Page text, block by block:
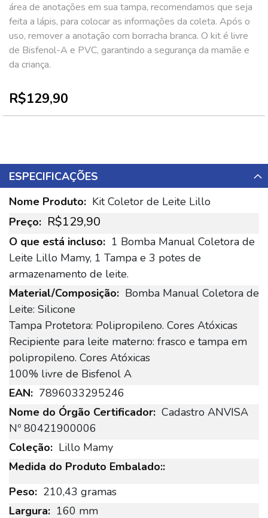
área de anotações em sua tampa, recomendamos que seja
feita a lápis, para colocar as informações da coleta. Após o
uso, remover a anotação com borracha branca. O kit é livre
de Bisfenol-A e PVC, garantindo a segurança da mamãe e
da criança.
R$129,90
ESPECIFICAÇÕES
Mais
informações
Kit Coletor de Leite Lillo
R$129,90
1 Bomba Manual Coletora de
Leite Lillo Mamy, 1 Tampa e 3 potes de
armazenamento de leite.
Bomba Manual Coletora de
Leite: Silicone
Tampa Protetora: Polipropileno. Cores Atóxicas
Recipiente para leite materno: frasco e tampa em
polipropileno. Cores Atóxicas
100% livre de Bisfenol A
7896033295246
Cadastro ANVISA
Nº 80421900006
Lillo Mamy
210,43 gramas
160 mm